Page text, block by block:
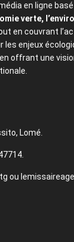
en ligne
verte,
en couvrant
les enjeux
offrant une
Lomé.
ou